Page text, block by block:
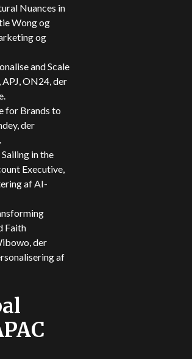
Nuances in
Wong og
og
and Scale
ON24, der
for Brands to
der
in the
Executive,
af AI-
Faith
der
af